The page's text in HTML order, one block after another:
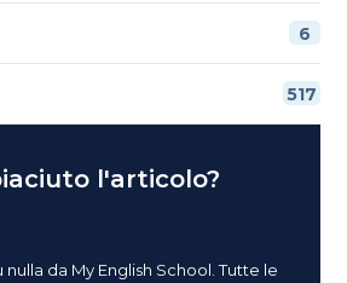
6
517
l'articolo?
da My English School. Tutte le